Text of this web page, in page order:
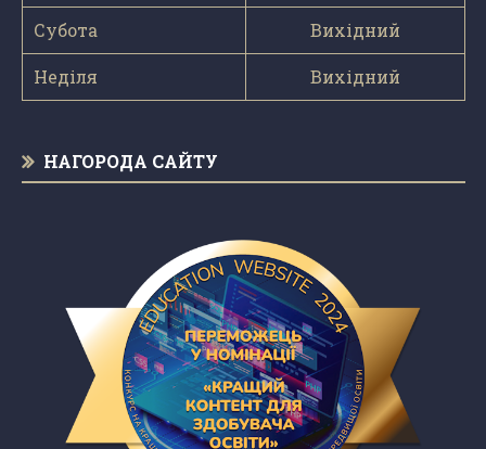
Субота Вихідний
Неділя Вихідний
НАГОРОДА САЙТУ